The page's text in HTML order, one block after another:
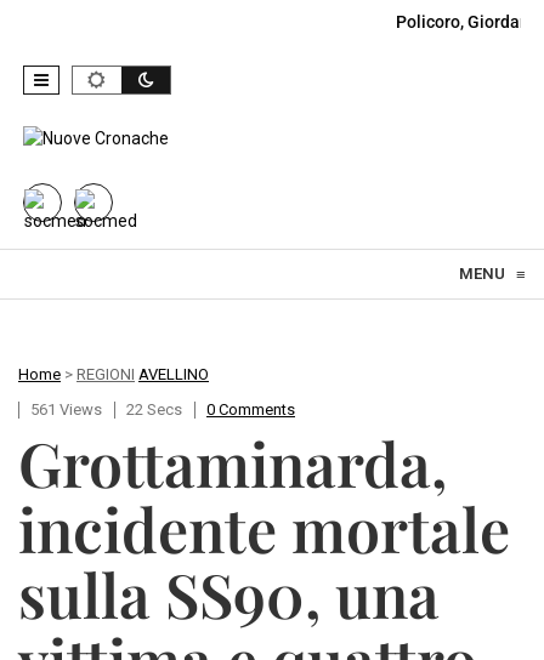
Policoro,
MENU ≡
Home > REGIONI AVELLINO
561 Views
22 Secs 0 Comments
Grottaminarda,
incidente mortale
sulla SS90, una